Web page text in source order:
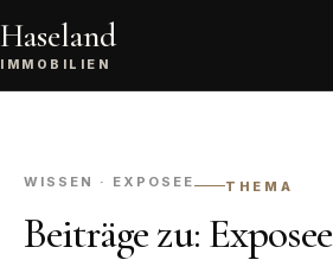
Haseland
IMMOBILIEN
WISSEN · EXPOSEE THEMA
Beiträge zu: Exposee